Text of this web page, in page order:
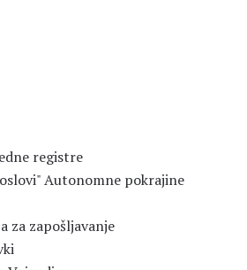
registre
Autonomne pokrajine
za zapošljavanje